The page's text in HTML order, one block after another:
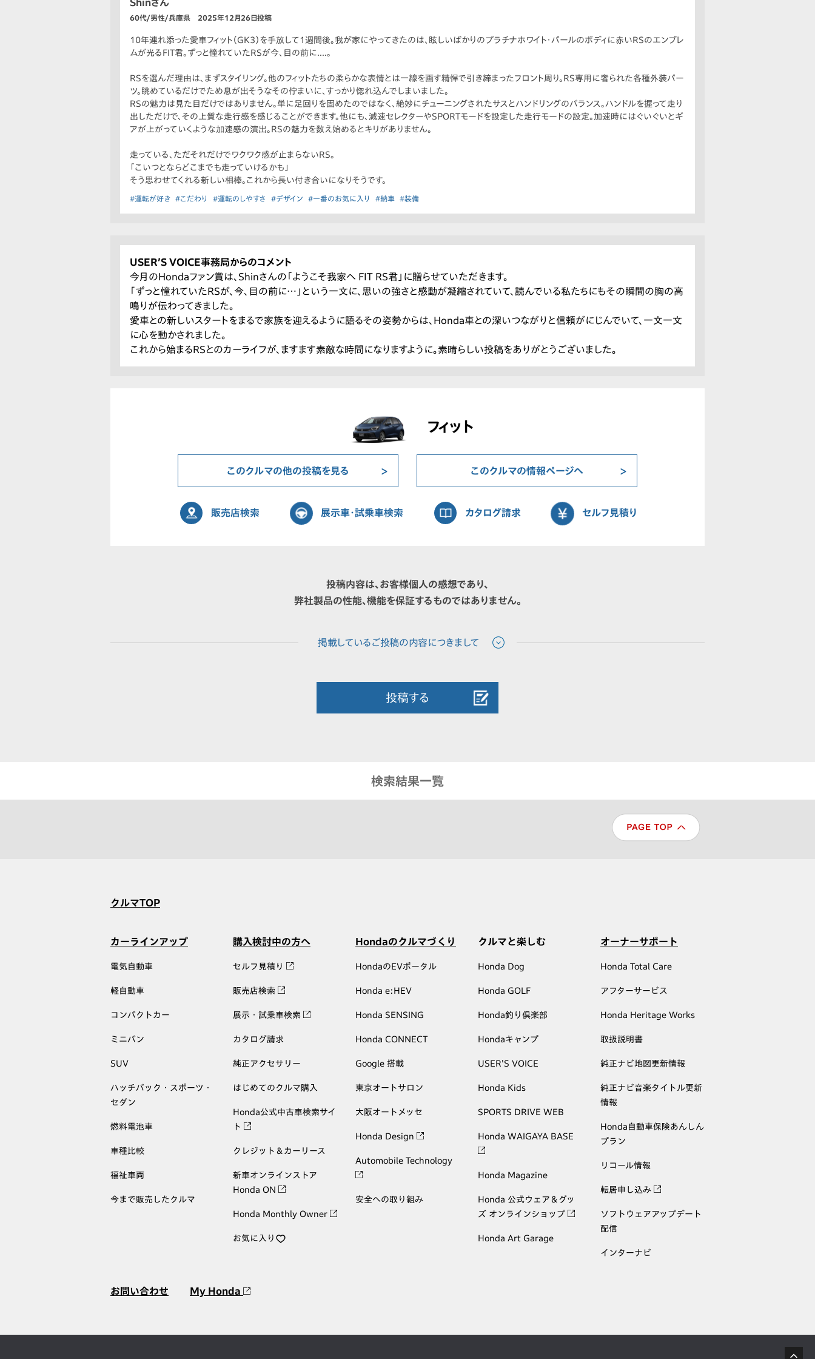
Shinさん
60代/男性/兵庫県 2025年12月26日投稿
10年連れ添った愛車フィット（GK3）を手放して1週間後。我が家にやってきたのは、眩しいばかりのプラチナホワイト・パールのボディに赤いRSのエンブレ
ムが光るFIT君。ずっと憧れていたRSが今、目の前に....。
RSを選んだ理由は、まずスタイリング。他のフィットたちの柔らかな表情とは一線を画す精悍で引き締まったフロント周り。RS専用に奢られた各種外装パー
ツ。眺めているだけでため息が出そうなその佇まいに、すっかり惚れ込んでしまいました。
RSの魅力は見た目だけではありません。単に足回りを固めたのではなく、絶妙にチューニングされたサスとハンドリングのバランス。ハンドルを握って走り
出しただけで、その上質な走行感を感じることができます。他にも、減速セレクターやSPORTモードを設定した走行モードの設定。加速時にはぐいぐいとギ
アが上がっていくような加速感の演出。RSの魅力を数え始めるとキリがありません。
走っている、ただそれだけでワクワク感が止まらないRS。
「こいつとならどこまでも走っていけるかも」
そう思わせてくれる新しい相棒。これから長い付き合いになりそうです。
#運転が好き #こだわり #運転のしやすさ #デザイン #一番のお気に入り #納車 #装備
USER’S VOICE事務局からのコメント
今月のHondaファン賞は、Shinさんの「ようこそ我家へ FIT RS君」に贈らせていただきます。
「ずっと憧れていたRSが、今、目の前に…」という一文に、思いの強さと感動が凝縮されていて、読んでいる私たちにもその瞬間の胸の高
鳴りが伝わってきました。
愛車との新しいスタートをまるで家族を迎えるように語るその姿勢からは、Honda車との深いつながりと信頼がにじんでいて、一文一文
に心を動かされました。
これから始まるRSとのカーライフが、ますます素敵な時間になりますように。素晴らしい投稿をありがとうございました。
フィット
このクルマの他の投稿を見る このクルマの情報ページへ
販売店検索 展示車・試乗車検索 カタログ請求 セルフ見積り
投稿内容は、お客様個人の感想であり、
弊社製品の性能、機能を保証するものではありません。
投稿する
検索結果一覧
クルマTOP
カーラインアップ
電気自動車
軽自動車
コンパクトカー
ミニバン
SUV
ハッチバック・スポーツ・
セダン
燃料電池車
車種比較
福祉車両
今まで販売したクルマ
購入検討中の方へ
セルフ見積り
販売店検索
展示・試乗車検索
カタログ請求
純正アクセサリー
はじめてのクルマ購入
Honda公式中古車検索サイ
ト
クレジット＆カーリース
新車オンラインストア
Honda ON
Honda Monthly Owner
お気に入り
Hondaのクルマづくり
HondaのEVポータル
Honda e:HEV
Honda SENSING
Honda CONNECT
Google 搭載
東京オートサロン
大阪オートメッセ
Honda Design
Automobile Technology
安全への取り組み
クルマと楽しむ
Honda Dog
Honda GOLF
Honda釣り倶楽部
Hondaキャンプ
USER'S VOICE
Honda Kids
SPORTS DRIVE WEB
Honda WAIGAYA BASE
Honda Magazine
Honda 公式ウェア＆グッ
ズ オンラインショップ
Honda Art Garage
オーナーサポート
Honda Total Care
アフターサービス
Honda Heritage Works
取扱説明書
純正ナビ地図更新情報
純正ナビ音楽タイトル更新
情報
Honda自動車保険あんしん
プラン
リコール情報
転居申し込み
ソフトウェアアップデート
配信
インターナビ
お問い合わせ My Honda